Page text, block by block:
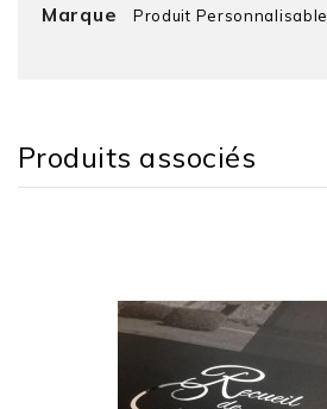
Marque Produit Personnalisable
Produits associés